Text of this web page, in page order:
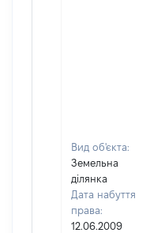
Вид об'єкта:
Земельна
ділянка
Дата набуття
права:
12.06.2009